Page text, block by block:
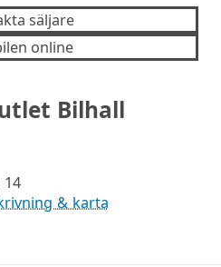
säljare
online
Bilhall
14
& karta